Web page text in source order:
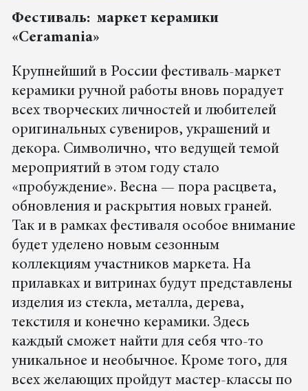
Фестиваль: маркет керамики
«Ceramania»
Крупнейший в России фестиваль-маркет
керамики ручной работы вновь порадует
всех творческих личностей и любителей
оригинальных сувениров, украшений и
декора. Символично, что ведущей темой
мероприятий в этом году стало
«пробуждение». Весна — пора расцвета,
обновления и раскрытия новых граней.
Так и в рамках фестиваля особое внимание
будет уделено новым сезонным
коллекциям участников маркета. На
прилавках и витринах будут представлены
изделия из стекла, металла, дерева,
текстиля и конечно керамики. Здесь
каждый сможет найти для себя что-то
уникальное и необычное. Кроме того, для
всех желающих пройдут мастер-классы по